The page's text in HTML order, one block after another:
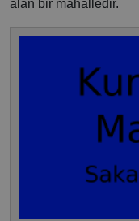
alan bir mahalledir.